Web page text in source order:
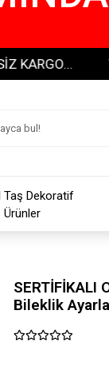
Taş Dekoratif
Ürünler
SERTİFİKALI
Bileklik